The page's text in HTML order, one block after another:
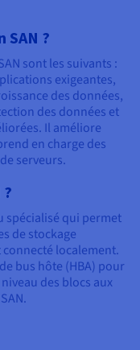
SAN ?
sont les suivants :
exigeantes,
des données,
des données et
Il améliore
en charge des
serveurs.
spécialisé qui permet
de stockage
localement.
bus hôte (HBA) pour
des blocs aux